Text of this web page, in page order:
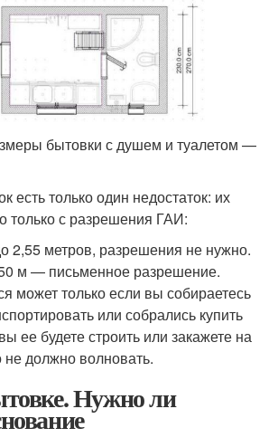
бытовки с душем и туалетом —
есть только один недостаток: их
только с разрешения ГАИ:
2,55 метров, разрешения не нужно.
м — письменное разрешение.
может только если вы собираетесь
или собрались купить
ее будете строить или закажете на
должно волновать.
Нужно ли